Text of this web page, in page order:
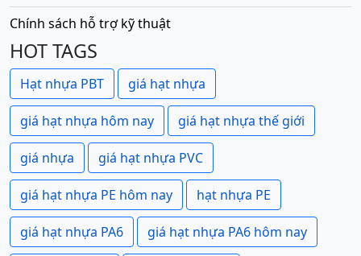
Chính sách hỗ trợ kỹ thuật
HOT TAGS
Hạt nhựa PBT giá hạt nhựa
giá hạt nhựa hôm nay giá hạt nhựa thế giới
giá nhựa giá hạt nhựa PVC
giá hạt nhựa PE hôm nay hạt nhựa PE
giá hạt nhựa PA6 giá hạt nhựa PA6 hôm nay